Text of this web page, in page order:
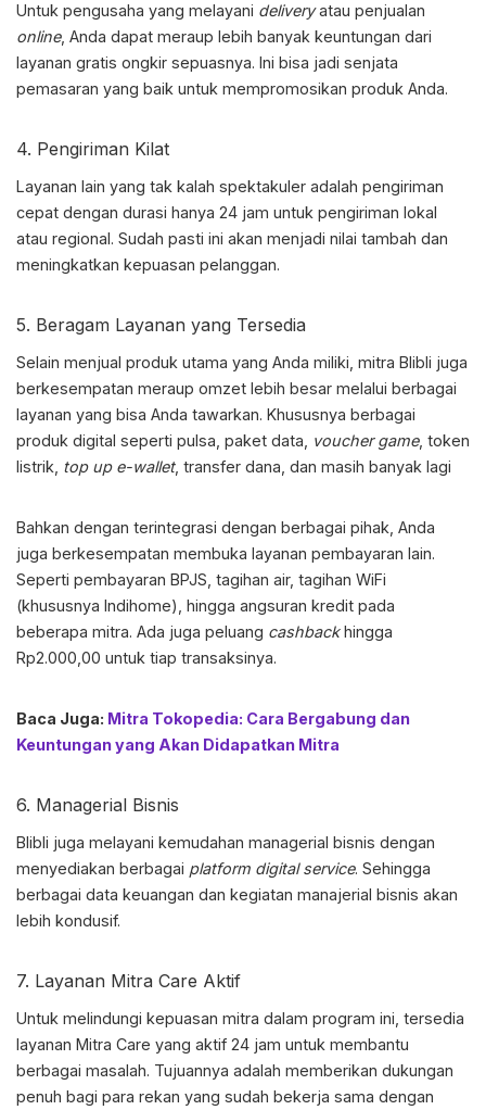
Untuk pengusaha yang melayani deliveryatau penjualan
online, Anda dapat meraup lebih banyak keuntungan dari
layanan gratis ongkir sepuasnya. Ini bisa jadi senjata
pemasaran yang baik untuk mempromosikan produk Anda.
4. Pengiriman Kilat
Layanan lain yang tak kalah spektakuler adalah pengiriman
cepat dengan durasi hanya 24 jam untuk pengiriman lokal
atau regional. Sudah pasti ini akan menjadi nilai tambah dan
meningkatkan kepuasan pelanggan.
5. Beragam Layanan yang Tersedia
Selain menjual produk utama yang Anda miliki, mitra Blibli juga
berkesempatan meraup omzet lebih besar melalui berbagai
layanan yang bisa Anda tawarkan. Khususnya berbagai
produk digital seperti pulsa, paket data,
voucher game, token
listrik, top up e-wallet, transfer dana, dan masih banyak lagi
Bahkan dengan terintegrasi dengan berbagai pihak, Anda
juga berkesempatan membuka layanan pembayaran lain.
Seperti pembayaran BPJS, tagihan air, tagihan WiFi
(khususnya Indihome), hingga angsuran kredit pada
beberapa mitra. Ada juga peluang cashbackhingga
Rp2.000,00 untuk tiap transaksinya.
Baca Juga: Mitra Tokopedia: Cara Bergabung dan
Keuntungan yang Akan Didapatkan Mitra
6. Managerial Bisnis
Blibli juga melayani kemudahan managerial bisnis dengan
menyediakan berbagai platform digital service. Sehingga
berbagai data keuangan dan kegiatan manajerial bisnis akan
lebih kondusif.
7. Layanan Mitra Care Aktif
Untuk melindungi kepuasan mitra dalam program ini, tersedia
layanan Mitra Care yang aktif 24 jam untuk membantu
berbagai masalah. Tujuannya adalah memberikan dukungan
penuh bagi para rekan yang sudah bekerja sama dengan